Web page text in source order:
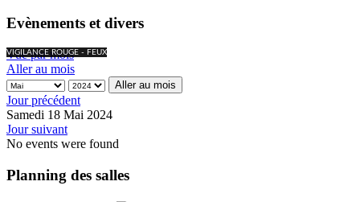
Evènements et divers
VIGILANCE ROUGE - FEUX
Vue par mois
Aller au mois
Aller au mois
Jour précédent
Samedi 18 Mai 2024
Jour suivant
No events were found
Planning des salles